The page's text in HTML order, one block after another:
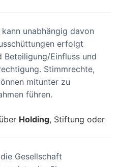
unabhängig davon
erfolgt
Beteiligung/Einfluss und
Stimmrechte,
mitunter zu
führen.
Holding, Stiftung oder
Gesellschaft